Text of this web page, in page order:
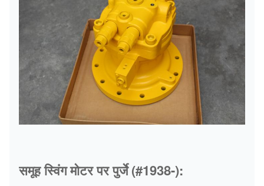
समूह स्विंग मोटर पर पुर्जे (#1938-):